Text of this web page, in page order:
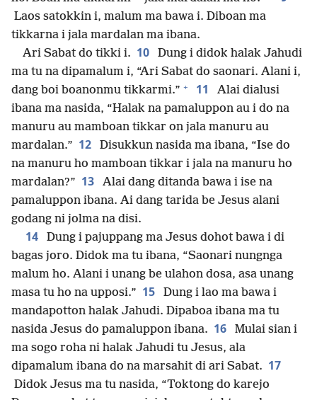
Laos satokkin i, malum ma bawa i. Diboan ma
tikkarna i jala mardalan ma ibana.
Ari Sabat do tikki i. 10
Dung i didok halak Jahudi
ma tu na dipamalum i, “Ari Sabat do saonari. Alani i,
dang boi boanonmu tikkarmi.” + 11
Alai dialusi
ibana ma nasida, “Halak na pamaluppon au i do na
manuru au mamboan tikkar on jala manuru au
mardalan.” 12
Disukkun nasida ma ibana, “Ise do
na manuru ho mamboan tikkar i jala na manuru ho
mardalan?” 13
Alai dang ditanda bawa i ise na
pamaluppon ibana. Ai dang tarida be Jesus alani
godang ni jolma na disi.
14
Dung i pajuppang ma Jesus dohot bawa i di
bagas joro. Didok ma tu ibana, “Saonari nungnga
malum ho. Alani i unang be ulahon dosa, asa unang
masa tu ho na upposi.” 15
Dung i lao ma bawa i
mandapotton halak Jahudi. Dipaboa ibana ma tu
nasida Jesus do pamaluppon ibana. 16
Mulai sian i
ma sogo roha ni halak Jahudi tu Jesus, ala
dipamalum ibana do na marsahit di ari Sabat. 17
Didok Jesus ma tu nasida, “Toktong do karejo